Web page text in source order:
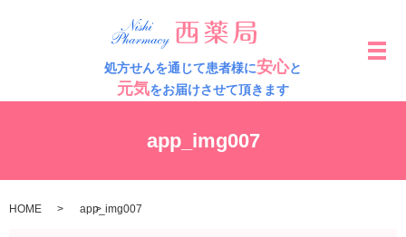
処方せんを通じて患者様に安心と
元気をお届けさせて頂きます
メ
app_img007
HOME app_img007